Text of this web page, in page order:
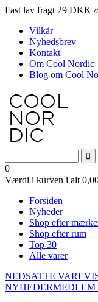
Fast lav fragt 29 DKK
Vilkår
Nyhedsbrev
Kontakt
Om Cool Nordic
Blog om Cool
0
Værdi i kurven i alt
Forsiden
Nyheder
Shop efter
Shop efter rum
Top 30
Alle varer
NEDSATTE VARE
NYHEDERMEDLEM